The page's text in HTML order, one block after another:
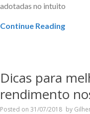
adotadas no intuito
Continue Reading
Dicas para
rendimento
Posted on 31/07/2018 by